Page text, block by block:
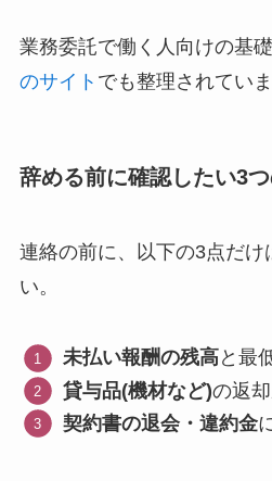
業務委託で働く人向けの基礎
のサイト でも整理されていま
辞める前に確認したい3
連絡の前に、以下の3点だけ
い。
未払い報酬の残高と最
貸与品(機材など)の返
契約書の退会・違約金